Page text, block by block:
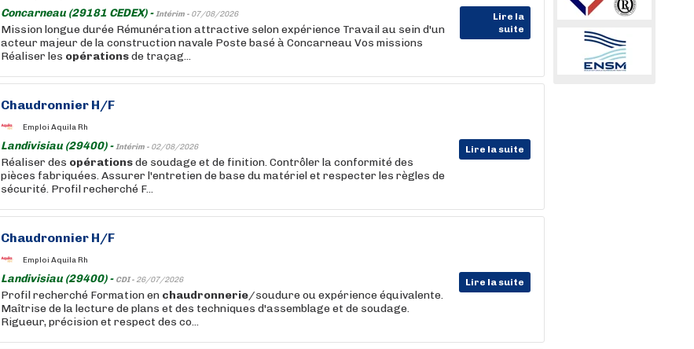
Concarneau (29181 CEDEX) -Intérim - 07/08/2026
Lire la
suite
Mission longue durée Rémunération attractive selon expérience Travail au sein d'un
acteur majeur de la construction navale Poste basé à Concarneau Vos missions
Réaliser les opérationsde traçag...
Chaudronnier H/F
Emploi Aquila Rh
Landivisiau (29400) -Intérim - 02/08/2026 Lire la suite
Réaliser des opérationsde soudage et de finition. Contrôler la conformité des
pièces fabriquées. Assurer l'entretien de base du matériel et respecter les règles de
sécurité. Profil recherché F...
Chaudronnier H/F
Emploi Aquila Rh
Landivisiau (29400) - CDI - 26/07/2026 Lire la suite
Profil recherché Formation en chaudronnerie/soudure ou expérience équivalente.
Maîtrise de la lecture de plans et des techniques d'assemblage et de soudage.
Rigueur, précision et respect des co...